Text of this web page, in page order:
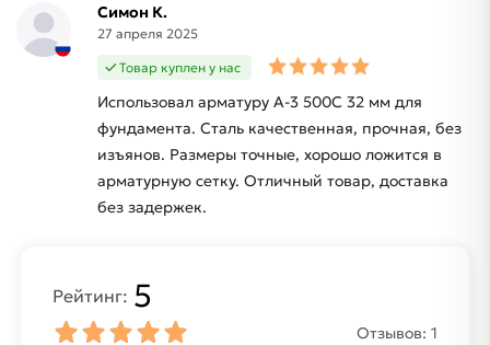
Симон К.
27 апреля 2025
Товар куплен у нас
Использовал арматуру A-3 500C 32 мм для
фундамента. Сталь качественная, прочная, без
изъянов. Размеры точные, хорошо ложится в
арматурную сетку. Отличный товар, доставка
без задержек.
Рейтинг: 5
Отзывов: 1